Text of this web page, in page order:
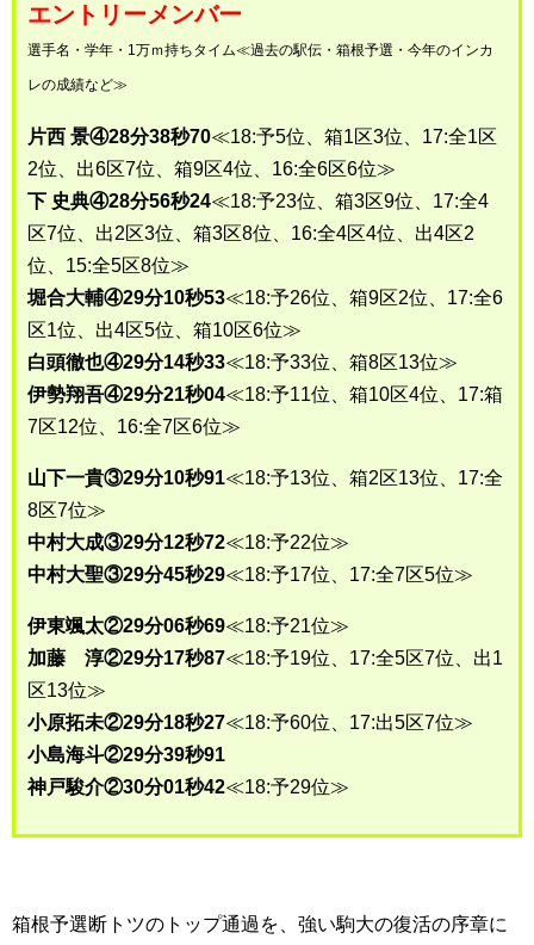
エントリーメンバー
選手名・学年・1万ｍ持ちタイム≪過去の駅伝・箱根予選・今年のインカ
レの成績など≫
片西 景④28分38秒70≪18:予5位、箱1区3位、17:全1区
2位、出6区7位、箱9区4位、16:全6区6位≫
下 史典④28分56秒24≪18:予23位、箱3区9位、17:全4
区7位、出2区3位、箱3区8位、16:全4区4位、出4区2
位、15:全5区8位≫
堀合大輔④29分10秒53≪18:予26位、箱9区2位、17:全6
区1位、出4区5位、箱10区6位≫
白頭徹也④29分14秒33≪18:予33位、箱8区13位≫
伊勢翔吾④29分21秒04≪18:予11位、箱10区4位、17:箱
7区12位、16:全7区6位≫
山下一貴③29分10秒91≪18:予13位、箱2区13位、17:全
8区7位≫
中村大成③29分12秒72≪18:予22位≫
中村大聖③29分45秒29≪18:予17位、17:全7区5位≫
伊東颯太②29分06秒69≪18:予21位≫
加藤 淳②29分17秒87≪18:予19位、17:全5区7位、出1
区13位≫
小原拓未②29分18秒27≪18:予60位、17:出5区7位≫
小島海斗②29分39秒91
神戸駿介②30分01秒42≪18:予29位≫
箱根予選断トツのトップ通過を、強い駒大の復活の序章に